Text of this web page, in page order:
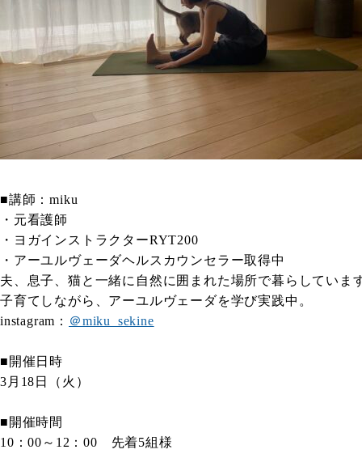
■講師：miku
・元看護師
・ヨガインストラクターRYT200
・アーユルヴェーダヘルスカウンセラー取得中
夫、息子、猫と一緒に自然に囲まれた場所で暮らしていま
子育てしながら、アーユルヴェーダを学び実践中。
instagram： ＠miku_sekine
■開催日時
3月18日（火）
■開催時間
10：00～12：00 先着5組様